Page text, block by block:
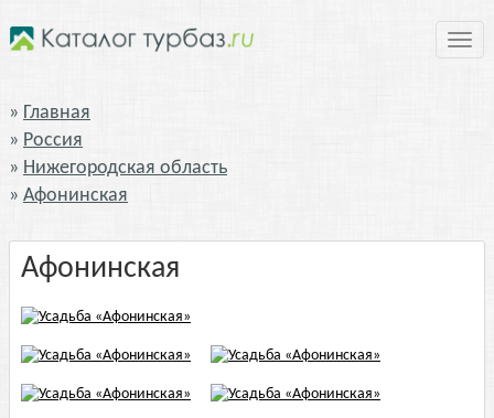
Главная
Россия
Нижегородская область
Афонинская
Афонинская